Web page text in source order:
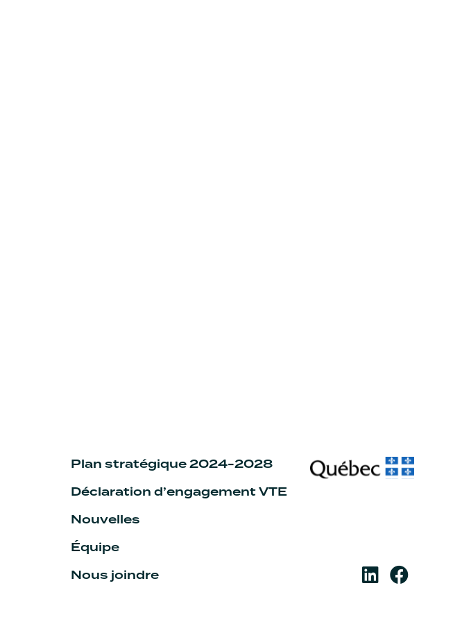
Plan stratégique 2024-2028
Déclaration d’engagement VTE
Nouvelles
Équipe
Nous joindre